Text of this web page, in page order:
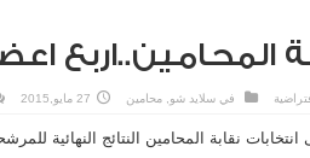
المحامين..اربع
في سلايد شو محامين 27 مايو,2015
نقابة المحامين النتائج النهائية